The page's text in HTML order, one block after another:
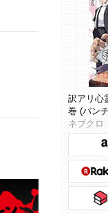
訳アリ
巻 (バン
ネブクロ